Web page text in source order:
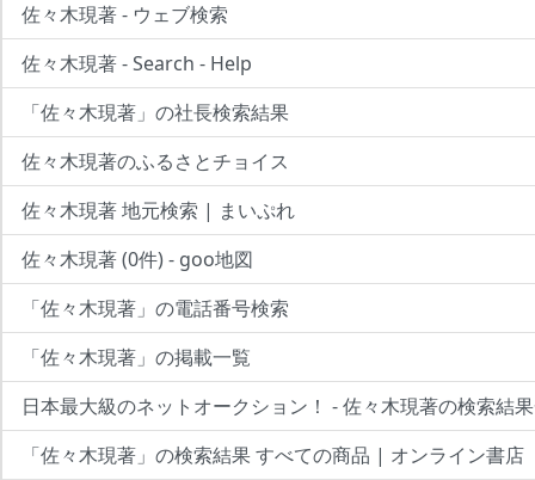
佐々木現著 - ウェブ検索
佐々木現著 - Search - Help
「佐々木現著」の社長検索結果
佐々木現著のふるさとチョイス
佐々木現著 地元検索 | まいぷれ
佐々木現著 (0件) - goo地図
「佐々木現著」の電話番号検索
「佐々木現著」の掲載一覧
日本最大級のネットオークション！ - 佐々木現著の検索結
「佐々木現著」の検索結果 すべての商品 | オンライン書店